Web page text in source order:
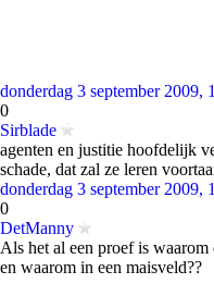
donderdag 3 september 2009,
0
Sirblade
agenten en justitie hoofdelijk
schade, dat zal ze leren
donderdag 3 september 2009,
0
DetManny
Als het al een proef is
en waarom in een maisveld??